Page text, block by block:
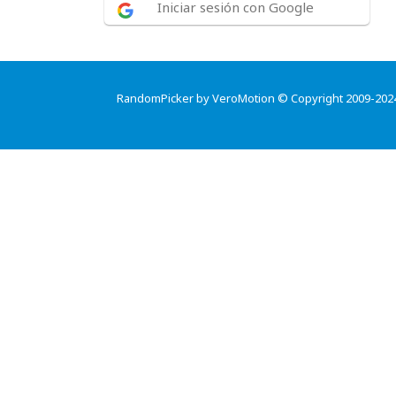
Iniciar sesión con Google
RandomPicker by VeroMotion © Copyright 2009-